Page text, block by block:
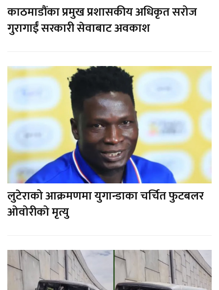
काठमाडौंका प्रमुख प्रशासकीय अधिकृत सरोज
गुरागाईं सरकारी सेवाबाट अवकाश
लुटेराको आक्रमणमा युगान्डाका चर्चित फुटबलर
ओवोरीको मृत्यु